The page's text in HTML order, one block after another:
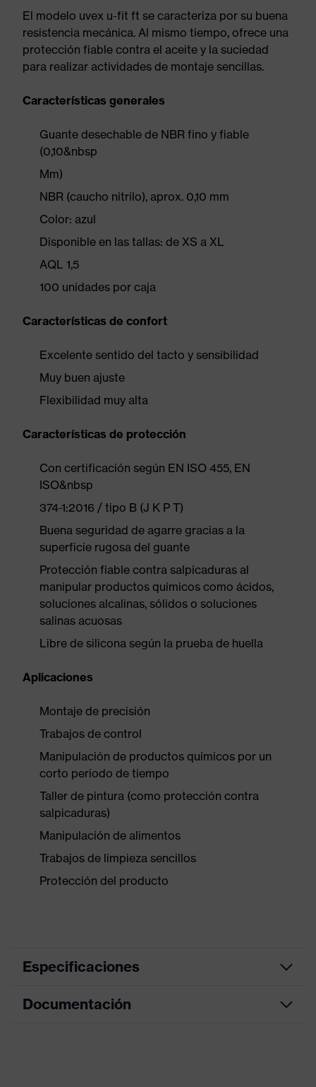
El modelo uvex u-fit ft se caracteriza por su buena
resistencia mecánica. Al mismo tiempo, ofrece una
protección fiable contra el aceite y la suciedad
para realizar actividades de montaje sencillas.
Características generales
Guante desechable de NBR fino y fiable
(0,10&nbsp
Mm)
NBR (caucho nitrilo), aprox. 0,10 mm
Color: azul
Disponible en las tallas: de XS a XL
AQL 1,5
100 unidades por caja
Características de confort
Excelente sentido del tacto y sensibilidad
Muy buen ajuste
Flexibilidad muy alta
Características de protección
Con certificación según EN ISO 455, EN
ISO&nbsp
374-1:2016 / tipo B (J K P T)
Buena seguridad de agarre gracias a la
superficie rugosa del guante
Protección fiable contra salpicaduras al
manipular productos químicos como ácidos,
soluciones alcalinas, sólidos o soluciones
salinas acuosas
Libre de silicona según la prueba de huella
Aplicaciones
Montaje de precisión
Trabajos de control
Manipulación de productos químicos por un
corto periodo de tiempo
Taller de pintura (como protección contra
salpicaduras)
Manipulación de alimentos
Trabajos de limpieza sencillos
Protección del producto
Especificaciones
color de
Documentación